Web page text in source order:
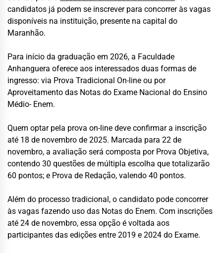
candidatos já podem se inscrever para concorrer às vagas
disponíveis na instituição, presente na capital do
Maranhão.
Para início da graduação em 2026, a Faculdade
Anhanguera oferece aos interessados duas formas de
ingresso: via Prova Tradicional On-line ou por
Aproveitamento das Notas do Exame Nacional do Ensino
Médio- Enem.
Quem optar pela prova on-line deve confirmar a inscrição
até 18 de novembro de 2025. Marcada para 22 de
novembro, a avaliação será composta por Prova Objetiva,
contendo 30 questões de múltipla escolha que totalizarão
60 pontos; e Prova de Redação, valendo 40 pontos.
Além do processo tradicional, o candidato pode concorrer
às vagas fazendo uso das Notas do Enem. Com inscrições
até 24 de novembro, essa opção é voltada aos
participantes das edições entre 2019 e 2024 do Exame.